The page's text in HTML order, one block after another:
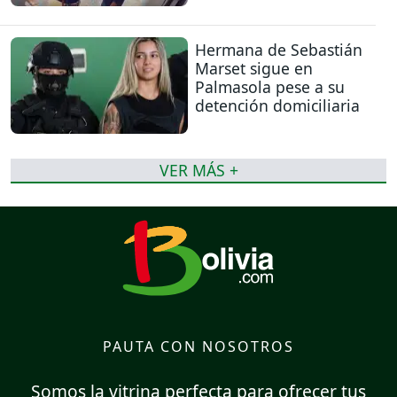
Hermana de Sebastián
Marset sigue en
Palmasola pese a su
detención domiciliaria
VER MÁS +
PAUTA CON NOSOTROS
Somos la vitrina perfecta para ofrecer tus